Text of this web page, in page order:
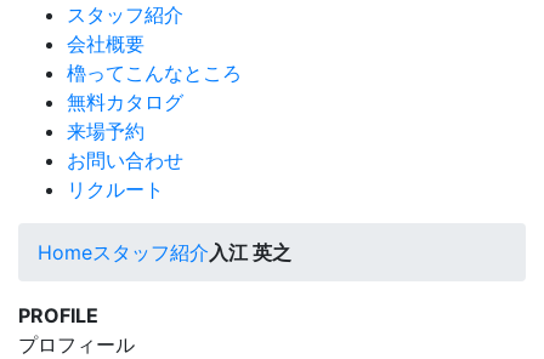
スタッフ紹介
会社概要
櫓ってこんなところ
無料カタログ
来場予約
お問い合わせ
リクルート
Homeスタッフ紹介 入江 英之
PROFILE
プロフィール